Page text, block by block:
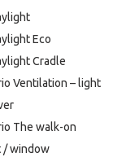
Eco
Cradle
Ventilation – light
The walk-on
window